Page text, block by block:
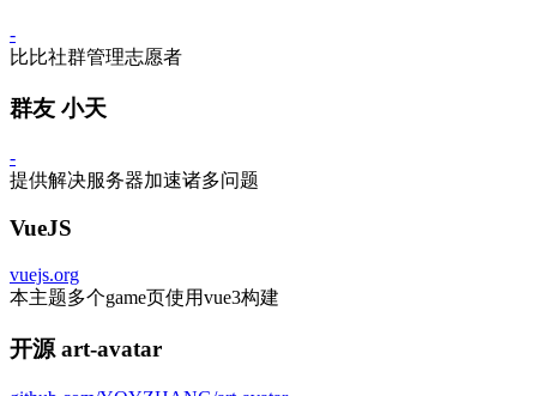
-
比比社群管理志愿者
群友 小天
-
提供解决服务器加速诸多问题
VueJS
vuejs.org
本主题多个game页使用vue3构建
开源 art-avatar